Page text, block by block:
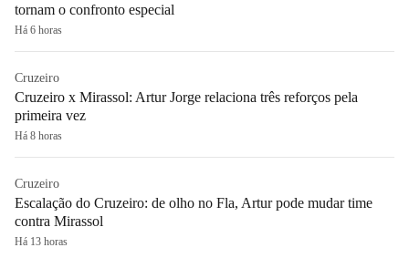
tornam o confronto especial
Há 6 horas
Cruzeiro
Cruzeiro x Mirassol: Artur Jorge relaciona três reforços pela
primeira vez
Há 8 horas
Cruzeiro
Escalação do Cruzeiro: de olho no Fla, Artur pode mudar time
contra Mirassol
Há 13 horas